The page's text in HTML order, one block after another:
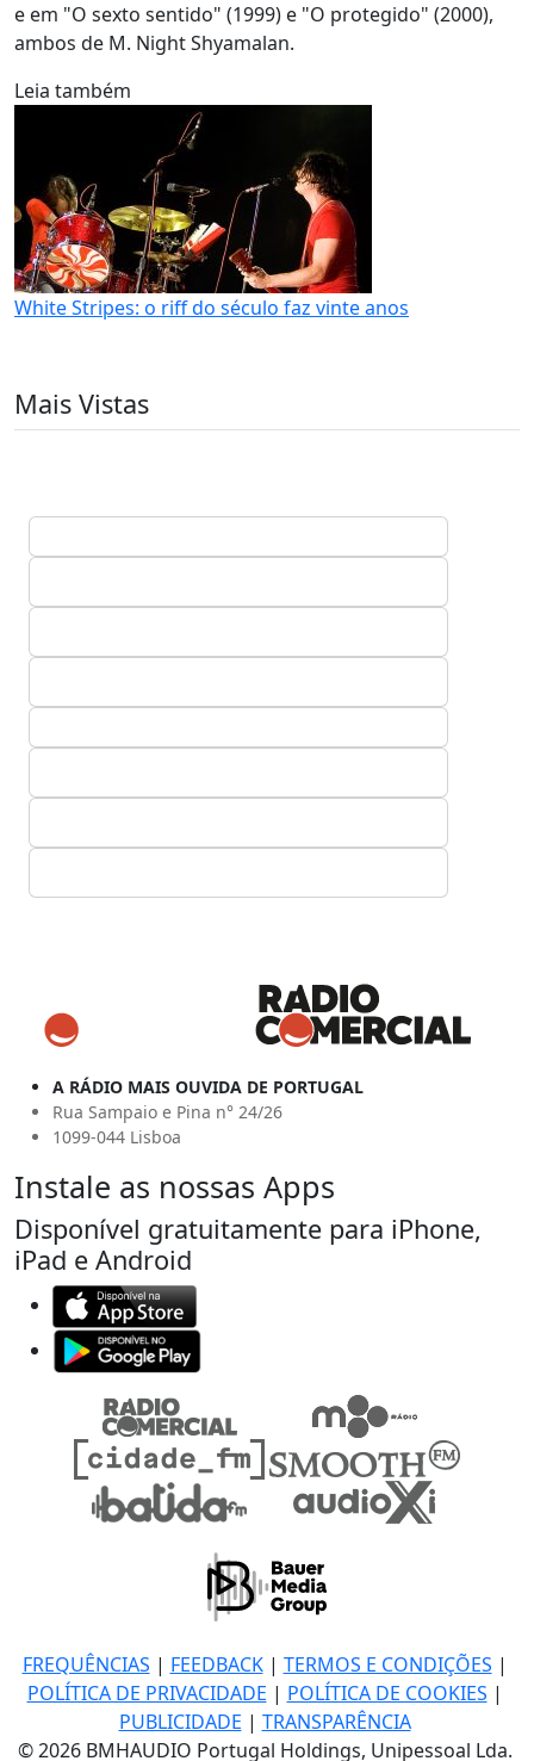
e em "O sexto sentido" (1999) e "O protegido" (2000),
ambos de M. Night Shyamalan.
Leia também
White Stripes: o riff do século faz vinte anos
Mais Vistas
A RÁDIO MAIS OUVIDA DE PORTUGAL
Rua Sampaio e Pina n° 24/26
1099-044 Lisboa
Instale as nossas Apps
Disponível gratuitamente para iPhone,
iPad e Android
FREQUÊNCIAS | FEEDBACK| TERMOS E CONDIÇÕES |
POLÍTICA DE PRIVACIDADE | POLÍTICA DE COOKIES |
PUBLICIDADE | TRANSPARÊNCIA
© 2026 BMHAUDIO Portugal Holdings, Unipessoal Lda.